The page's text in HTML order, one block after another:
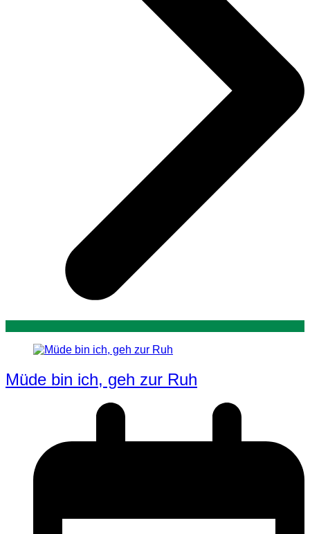
Müde bin ich, geh zur Ruh